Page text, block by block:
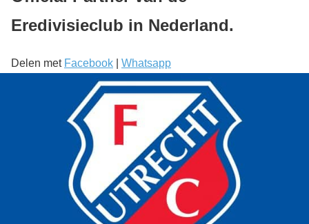
Eredivisieclub in Nederland.
Delen met Facebook Whatsapp